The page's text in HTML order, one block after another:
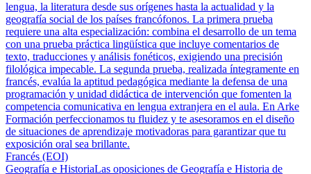
lengua, la literatura desde sus orígenes hasta la actualidad y la
geografía social de los países francófonos. La primera prueba
requiere una alta especialización: combina el desarrollo de un tema
con una prueba práctica lingüística que incluye comentarios de
texto, traducciones y análisis fonéticos, exigiendo una precisión
filológica impecable. La segunda prueba, realizada íntegramente en
francés, evalúa la aptitud pedagógica mediante la defensa de una
programación y unidad didáctica de intervención que fomenten la
competencia comunicativa en lengua extranjera en el aula. En Arke
Formación perfeccionamos tu fluidez y te asesoramos en el diseño
de situaciones de aprendizaje motivadoras para garantizar que tu
exposición oral sea brillante.
Francés (EOI)
Geografía e HistoriaLas oposiciones de Geografía e Historia de